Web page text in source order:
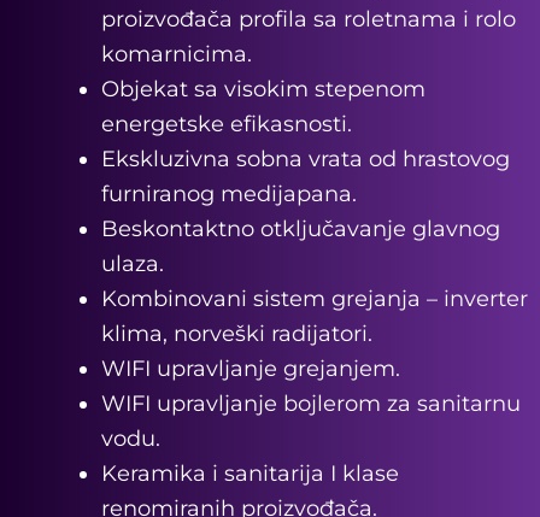
proizvođača profila sa roletnama i rolo
komarnicima.
Objekat sa visokim stepenom
energetske efikasnosti.
Ekskluzivna sobna vrata od hrastovog
furniranog medijapana.
Beskontaktno otključavanje glavnog
ulaza.
Kombinovani sistem grejanja – inverter
klima, norveški radijatori.
WIFI upravljanje grejanjem.
WIFI upravljanje bojlerom za sanitarnu
vodu.
Keramika i sanitarija I klase
renomiranih proizvođača.